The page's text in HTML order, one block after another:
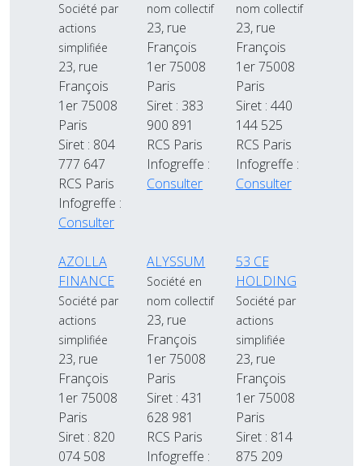
Société par
actions
simplifiée
23, rue
François
1er 75008
Paris
Siret : 804
777 647
RCS Paris
Infogreffe :
Consulter
nom collectif
23, rue
François
1er 75008
Paris
Siret : 383
900 891
RCS Paris
Infogreffe :
Consulter
nom collectif
23, rue
François
1er 75008
Paris
Siret : 440
144 525
RCS Paris
Infogreffe :
Consulter
AZOLLA
FINANCE
Société par
actions
simplifiée
23, rue
François
1er 75008
Paris
Siret : 820
074 508
ALYSSUM
Société en
nom collectif
23, rue
François
1er 75008
Paris
Siret : 431
628 981
RCS Paris
Infogreffe :
53 CE
HOLDING
Société par
actions
simplifiée
23, rue
François
1er 75008
Paris
Siret : 814
875 209